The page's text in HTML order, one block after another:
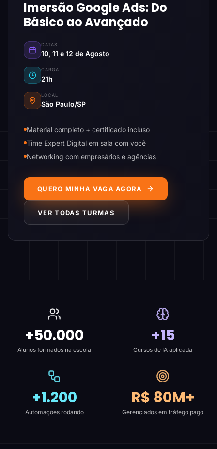
Imersão Google Ads: Do
Básico ao Avançado
DATAS
10, 11 e 12 de Agosto
CARGA
21h
LOCAL
São Paulo/SP
Material completo + certificado incluso
Time Expert Digital em sala com você
Networking com empresários e agências
QUERO MINHA VAGA AGORA
VER TODAS TURMAS
+50.000
Alunos formados na escola
+15
Cursos de IA aplicada
+1.200
Automações rodando
R$ 80M+
Gerenciados em tráfego pago